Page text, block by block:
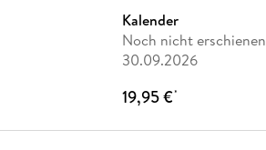
Kalender
Noch nicht erschienen
30.09.2026
19,95 €*